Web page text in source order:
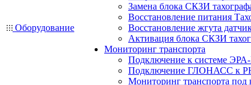
Оборудование
Замена блока СКЗИ
Восстановление питания
Восстановление жгута
Активация блока СКЗИ
Мониторинг транспорта
Подключение к системе
Подключение ГЛОНАСС к
Мониторинг транспорта под